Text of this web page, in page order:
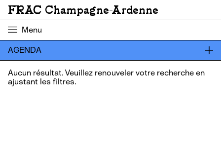
FRAC Champagne-Ardenne
Menu
AGENDA
Aucun résultat. Veuillez renouveler votre recherche en
ajustant les filtres.